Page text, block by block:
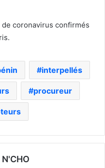
coronavirus confirmés
interpellés
procureur